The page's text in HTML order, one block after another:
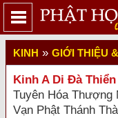
KINH » GIỚI THIỆU
Kinh A Di Đà
Tuyên Hóa Thượng
Vạn Phật Thánh